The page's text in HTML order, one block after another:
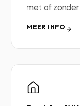
met of zonder
MEER INFO